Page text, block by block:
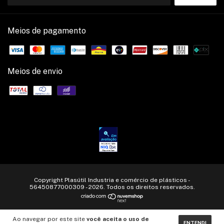
Ao navegar por este site você aceita o uso de
ENTENDI
Meios de pagamento
Meios de envio
Copyright Plasútil Industria e comércio de plásticos -
56450877000309 - 2026. Todos os direitos reservados.